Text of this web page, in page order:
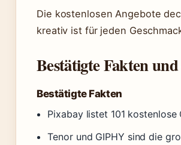
Die kostenlosen Angebote
kreativ ist für jeden
Bestätigte Fakten
Bestätigte Fakten
Pixabay listet 101
Tenor und GIPHY sind die